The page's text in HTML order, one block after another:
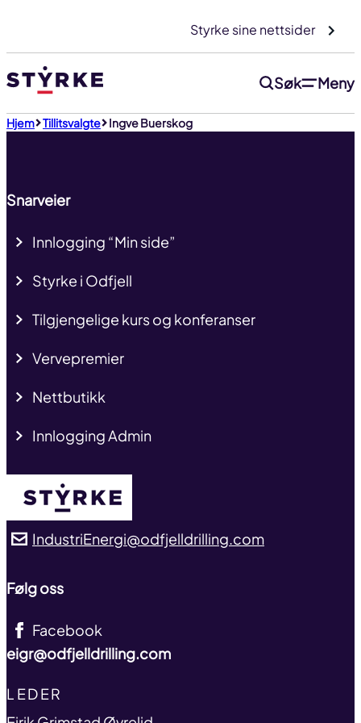
innhold
Styrke sine nettsider
Søk Meny
Hjem Tillitsvalgte Ingve Buerskog
Snarveier
Innlogging “Min side”
Styrke i Odfjell
Tilgjengelige kurs og konferanser
Vervepremier
Nettbutikk
Innlogging Admin
IndustriEnergi@odfjelldrilling.com
Følg oss
Facebook
eigr@odfjelldrilling.com
TITLE
LEDER